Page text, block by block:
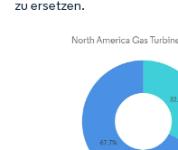
zu ersetzen.